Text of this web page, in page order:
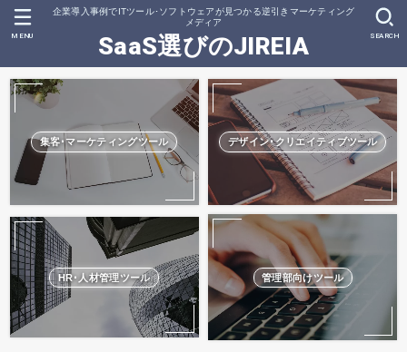
企業導入事例でITツール･ソフトウェアが見つかる逆引きマーケティング
メディア
SaaS選びのJIREIA SEARCH
MENU
集客･マーケティングツール デザイン･クリエイティブツール
HR･人材管理ツール 管理部向けツール